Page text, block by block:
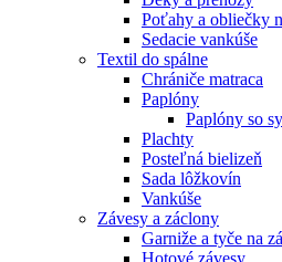
Poťahy a obliečky
Sedacie vankúše
Textil do spálne
Chrániče matraca
Paplóny
Paplóny so
Plachty
Posteľná bielizeň
Sada lôžkovín
Vankúše
Závesy a záclony
Garniže a tyče na
Hotové závesy